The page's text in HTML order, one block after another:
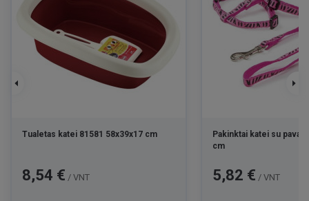
Tualetas katei 81581 58x39x17 cm
Kaina
8,54 € / VNT
Pakinktai katei su
cm
Kaina
5,82 € / VNT